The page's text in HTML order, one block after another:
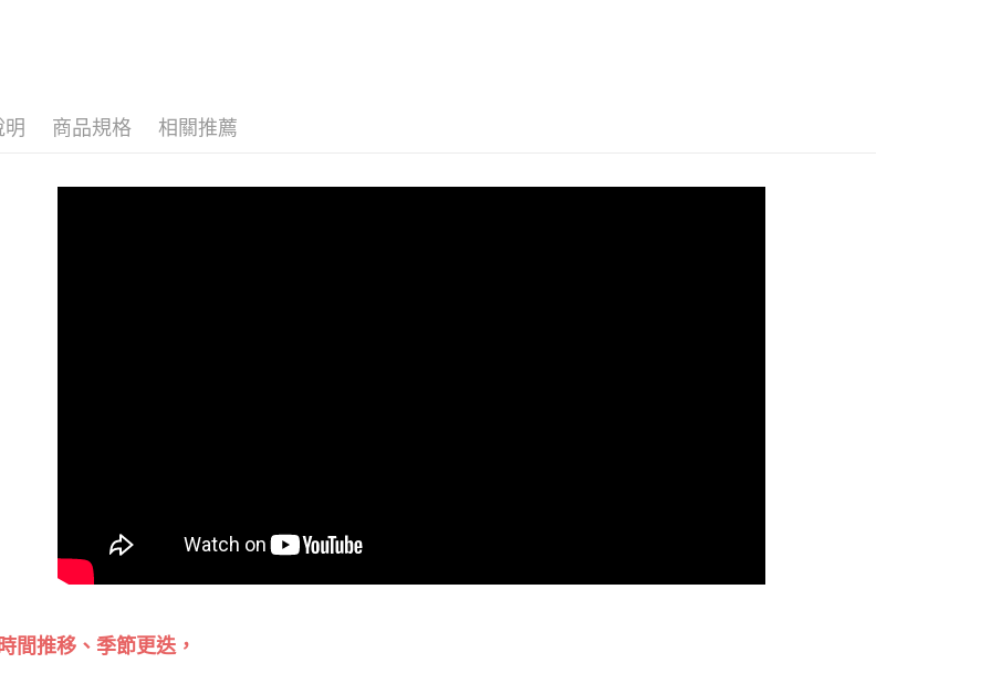
明 商品規格 相關推薦
間推移、季節更迭，